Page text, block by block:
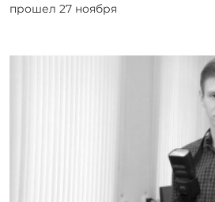
прошел 27 ноября